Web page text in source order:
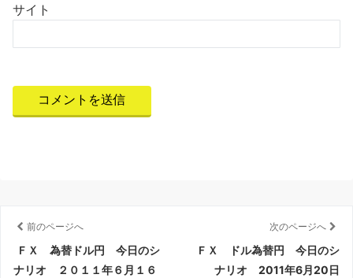
サイト
前のページへ
ＦＸ 為替ドル円 今日のシ
ナリオ ２０１１年６月１６
次のページへ
ＦＸ ドル為替円 今日のシ
ナリオ 2011年6月20日